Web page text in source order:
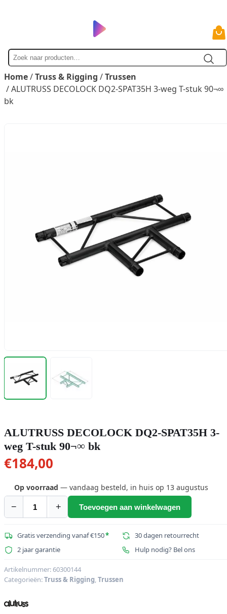
Zoek
naar
Home/Truss & Rigging /Trussen
/ ALUTRUSS DECOLOCK DQ2-SPAT35H 3-weg T-stuk 90¬∞
bk
ALUTRUSS DECOLOCK DQ2-SPAT35H 3-
weg T-stuk 90¬∞ bk
€184,00
Op voorraad — vandaag besteld, in huis op 13 augustus
−
ALUTRUSS
DQ2-
SPAT35H
weg
T-
+ Toevoegen aan winkelwagen
Gratis verzending vanaf €150*
30 dagen retourrecht
2 jaar garantie
Hulp nodig? Bel ons
Artikelnummer:60300144
Categorieën:Truss & Rigging,Trussen